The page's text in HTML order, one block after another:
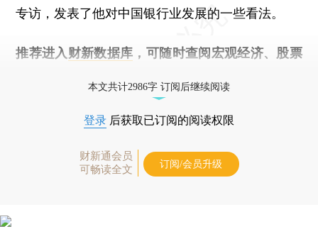
专访，发表了他对中国银行业发展的一些看法。
推荐进入 财新数据库 ，可随时查阅宏观经济、股票
本文共计2986字 订阅后继续阅读
登录 后获取已订阅的阅读权限
财新通会员
可畅读全文
订阅/会员升级